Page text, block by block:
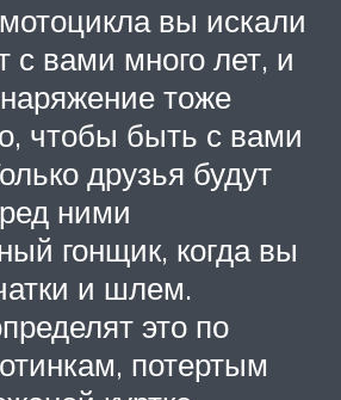
вы искали
с вами много лет, и
тоже
чтобы быть с вами
друзья будут
ними
гонщик, когда вы
и шлем.
это по
потертым